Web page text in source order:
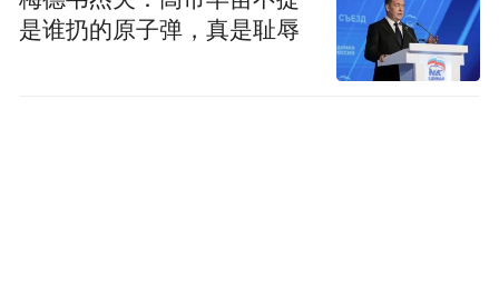
是谁扔的原子弹，真是耻辱